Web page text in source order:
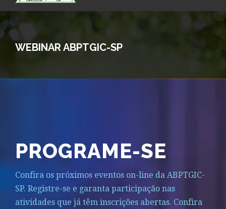
WEBINAR ABPTGIC-SP
PROGRAME-SE
Confira os próximos eventos on-line da ABPTGIC-
SP. Registre-se e garanta participação nas
atividades que já têm inscrições abertas. Confira